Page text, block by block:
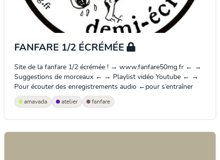
FANFARE 1/2 ÉCRÉMÉE
Site de la fanfare 1/2 écrémée ! → www.fanfare50mg.fr ← →
Suggestions de morceaux ← → Playlist vidéo Youtube ← →
Pour écouter des enregistrements audio ←pour s’entraîner
amavada atelier fanfare